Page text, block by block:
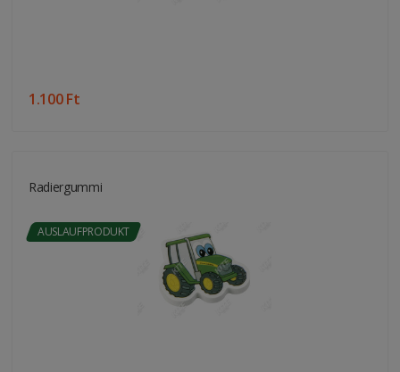
1.100 Ft
Radiergummi
AUSLAUFPRODUKT